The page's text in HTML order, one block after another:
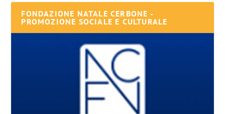
FONDAZIONE NATALE CERBONE -
PROMOZIONE SOCIALE E CULTURALE